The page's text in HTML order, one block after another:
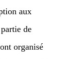
aux
de
organisé